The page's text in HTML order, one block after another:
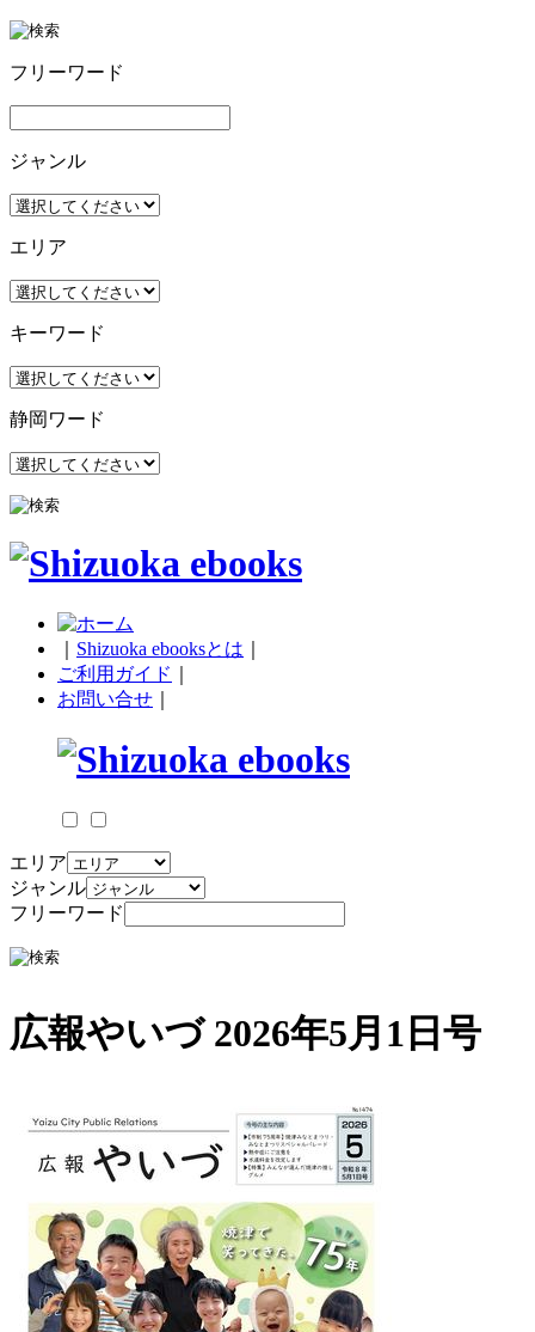
フリーワード
ジャンル
エリア
キーワード
静岡ワード
Shizuoka ebooksとは
ご利用ガイド
お問い合せ
エリア
ジャンル
フリーワード
広報やいづ 2026年5月1日号